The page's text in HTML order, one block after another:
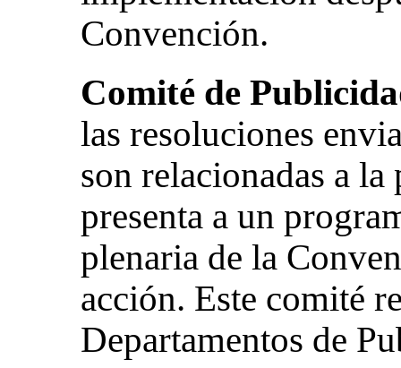
Convención.
Comité de
las resoluciones
son relacionadas a
presenta a un
plenaria de la
acción. Este comité
Departamentos de